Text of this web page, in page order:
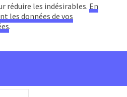
réduire les indésirables. En
les données de vos
.